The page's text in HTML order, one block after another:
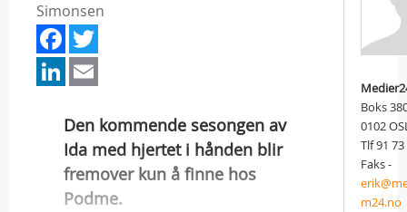
Simonsen
Facebook
LinkedIn
Den kommende sesongen av
Ida med hjertet i hånden blir
fremover kun å finne hos
Podme.
Boks
0102
Tlf 91
Faks -
m24.no